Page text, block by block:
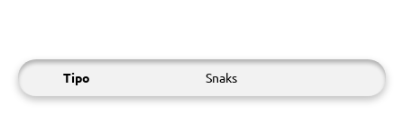
Tipo Snaks